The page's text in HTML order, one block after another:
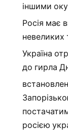
іншими
Росія має
невеликих
Україна
до гирла
росією